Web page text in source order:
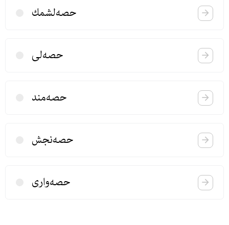
حصه‌لشمك
حصه‌لی
حصه‌مند
حصه‌نجش
حصه‌واری